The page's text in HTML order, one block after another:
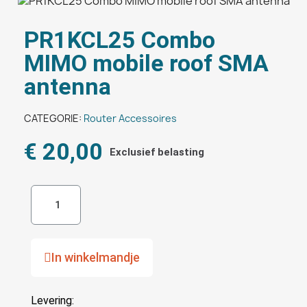
PR1KCL25 Combo
MIMO mobile roof SMA
antenna
CATEGORIE Router Accessoires
€ 20,00 Exclusief belasting
In winkelmandje
Levering: